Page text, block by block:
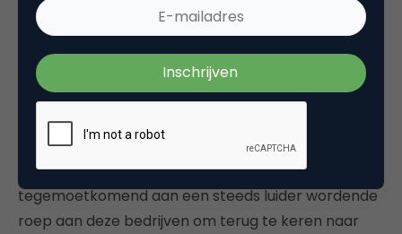
Amerikaanse bedrijven als Apple, Google, General
voortouw genomen en platformen opgezet.
Daarnaast wagen nieuwe toetreders als Airbnb en
Uber hun geluk, in de hoop een nieuwe Google of
Facebook te worden, geholpen door een gunstig
Amerikaans investeringsklimaat. Mede
tegemoetkomend aan een steeds luider wordende
roep aan deze bedrijven om terug te keren naar